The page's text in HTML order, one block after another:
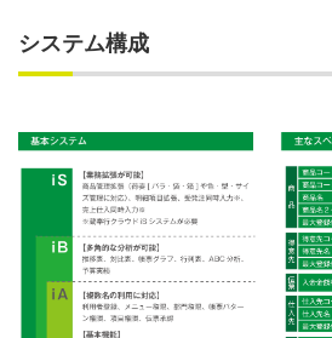
システム構成